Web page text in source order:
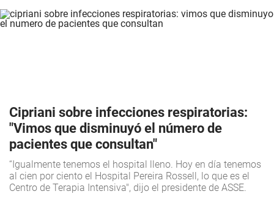
Cipriani sobre infecciones respiratorias:
"Vimos que disminuyó el número de
pacientes que consultan"
“Igualmente tenemos el hospital lleno. Hoy en día tenemos
al cien por ciento el Hospital Pereira Rossell, lo que es el
Centro de Terapia Intensiva", dijo el presidente de ASSE.